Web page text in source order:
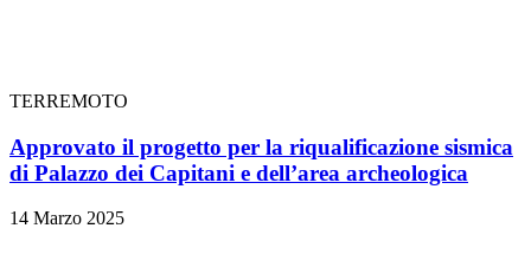
TERREMOTO
Approvato il progetto per la riqualificazione sismica
di Palazzo dei Capitani e dell’area archeologica
14 Marzo 2025